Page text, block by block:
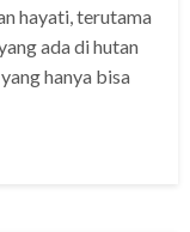
hayati, terutama
ada di hutan
hanya bisa